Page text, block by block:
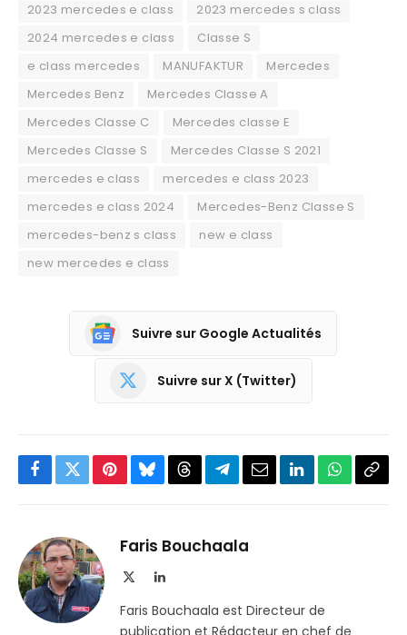
2023 mercedes e class
2023 mercedes s class
2024 mercedes e class
Classe S
e class mercedes
MANUFAKTUR
Mercedes
Mercedes Benz
Mercedes Classe A
Mercedes Classe C
Mercedes classe E
Mercedes Classe S
Mercedes Classe S 2021
mercedes e class
mercedes e class 2023
mercedes e class 2024
Mercedes-Benz Classe S
mercedes-benz s class
new e class
new mercedes e class
Suivre sur Google Actualités
Suivre sur X (Twitter)
Facebook
TwitterPinterestBlueskyThreadsPartager
Telegram
EmailLinkedInWhatsApp
Faris Bouchaala
LinkedIn
Faris Bouchaala est Directeur de